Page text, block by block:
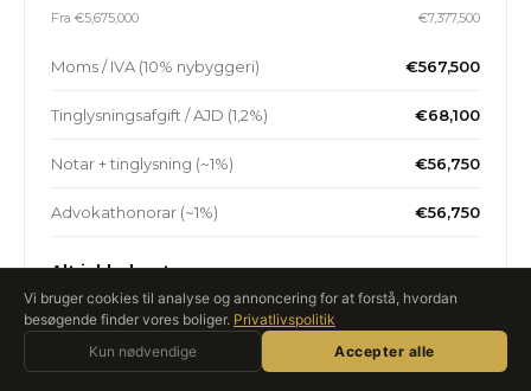
Fra €5,675,000 €7,377,500
Moms / IVA (10% nybyggeri) €567,500
Tinglysningsafgift / AJD (1,2%) €68,100
Notar + tinglysning (~1%) €56,750
Advokathonorar (~1%) €56,750
Alt inkluderet €6,367,350
Årlig IBI (ejendomsskat) ≈ 0,4–1,1% af matrikelværdien.
Fællesudgifter varierer. Din gestor bekræfter de præcise tal.
Spørg Roccabox
AI-ASSISTENT · LIVE
Vi bruger cookies til analyse og annoncering for at forstå, hvordan
besøgende finder vores boliger. Privatlivspolitik
Kun nødvendige
Accepter alle